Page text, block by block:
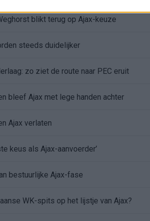
blikt terug op Ajax-keuze
steeds duidelijker
zo ziet de route naar PEC eruit
bleef Ajax met lege handen achter
Ajax verlaten
keus als Ajax-aanvoerder’
bestuurlijke Ajax-fase
WK-spits op het lijstje van Ajax?